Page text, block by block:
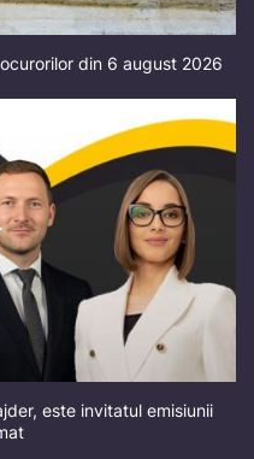
din 6 august 2026
este invitatul emisiunii